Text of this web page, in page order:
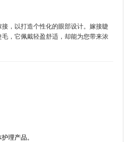
，以打造个性化的眼部设计。嫁接睫
，它佩戴轻盈舒适，却能为您带来浓
理产品。